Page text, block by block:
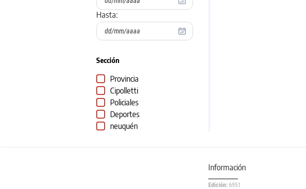
Hasta:
Sección
Provincia
Cipolletti
Policiales
Deportes
neuquén
Información
Edición: 6951